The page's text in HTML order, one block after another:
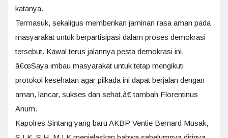
katanya.
Termasuk, sekaligus memberikan jaminan rasa aman pada
masyarakat untuk berpartisipasi dalam proses demokrasi
tersebut. Kawal terus jalannya pesta demokrasi ini.
â€œSaya imbau masyarakat untuk tetap mengikuti
protokol kesehatan agar pilkada ini dapat berjalan dengan
aman, lancar, sukses dan sehat,â€ tambah Florentinus
Anum.
Kapolres Sintang yang baru AKBP Ventie Bernard Musak,